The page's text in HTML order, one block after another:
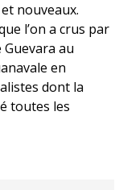
nouveaux.
l’on a crus par
au
en
dont la
toutes les